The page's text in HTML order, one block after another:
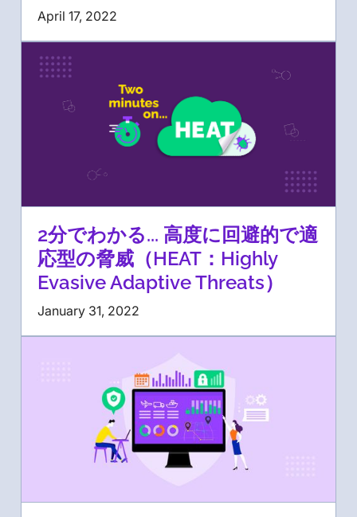
April 17, 2022
2分でわかる... 高度に回避的で適
応型の脅威（HEAT：Highly
Evasive Adaptive Threats）
January 31, 2022